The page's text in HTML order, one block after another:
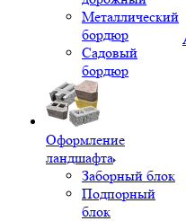
Металлический
бордюр
Садовый
бордюр
Оформление
ландшафта
Заборный блок
Подпорный
блок